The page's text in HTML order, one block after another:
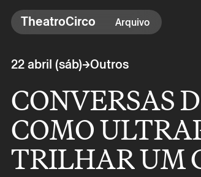
TheatroCirco
Outros
→ Bilheteira
→ O Theatro
→ Acessibilidade
TheatroCirco Arquivo
22 abril (sáb)→Outros
CONVERSAS
COMO
TRILHAR UM